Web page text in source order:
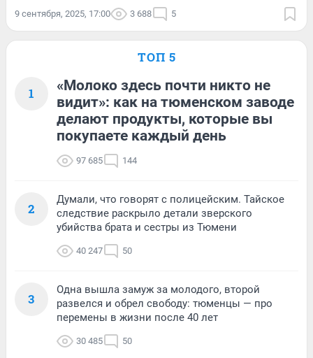
9 сентября, 2025, 17:00 3 688 5
ТОП 5
1
«Молоко здесь почти никто не
видит»: как на тюменском заводе
делают продукты, которые вы
покупаете каждый день
97 685 144
2
Думали, что говорят с полицейским. Тайское
следствие раскрыло детали зверского
убийства брата и сестры из Тюмени
40 247 50
3
Одна вышла замуж за молодого, второй
развелся и обрел свободу: тюменцы — про
перемены в жизни после 40 лет
30 485 50